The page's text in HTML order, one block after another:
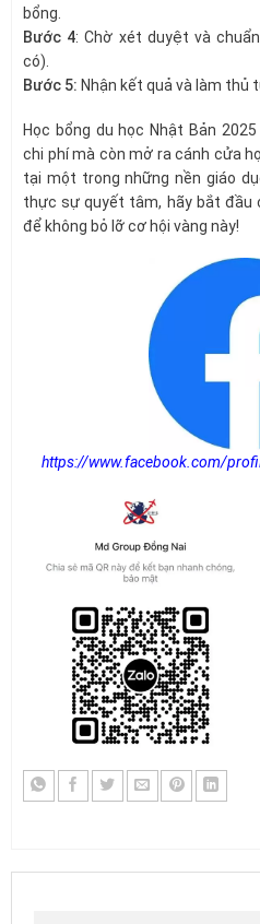
bổng.
Bước 4: Chờ xét duyệt và
có).
Bước 5: Nhận kết quả và làm thủ
Học bổng du học Nhật Bản
chi phí mà còn mở ra cánh cửa
tại một trong những nền giáo
thực sự quyết tâm, hãy bắt đầu
để không bỏ lỡ cơ hội vàng này!
https://www.facebook.com/